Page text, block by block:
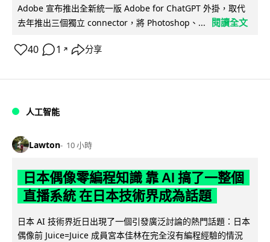
Adobe 宣布推出全新統一版 Adobe for ChatGPT 外掛，取代
去年推出三個獨立 connector，將 Photoshop、...
閱讀全文
40 1 ↗ 分享
人工智能
Lawton 10 小時
日本偶像零編程知識 靠 AI 搞了一整個
直播系統 在日本技術界成為話題
日本 AI 技術界近日出現了一個引發廣泛討論的熱門話題：日本
偶像前 Juice=Juice 成員宮本佳林在完全沒有編程經驗的情況